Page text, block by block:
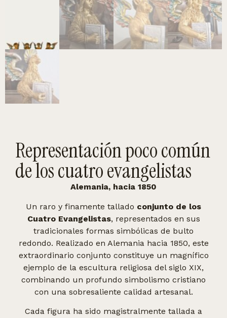
Representación poco común
de los cuatro evangelistas
Alemania, hacia 1850
Un raro y finamente tallado conjunto de los
Cuatro Evangelistas, representados en sus
tradicionales formas simbólicas de bulto
redondo. Realizado en Alemania hacia 1850, este
extraordinario conjunto constituye un magnífico
ejemplo de la escultura religiosa del siglo XIX,
combinando un profundo simbolismo cristiano
con una sobresaliente calidad artesanal.
Cada figura ha sido magistralmente tallada a